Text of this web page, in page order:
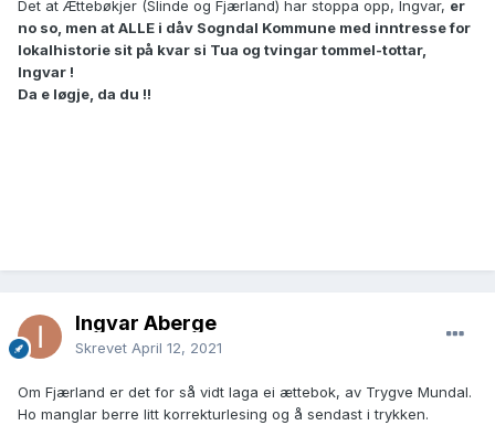
Det at Ættebøkjer (Slinde og Fjærland) har stoppa opp, Ingvar, er
no so, men at ALLE i dåv Sogndal Kommune med inntresse for
lokalhistorie sit på kvar si Tua og tvingar tommel-tottar,
Ingvar !
Da e løgje, da du !!
Ingvar Åberge
Skrevet April 12, 2021
Om Fjærland er det for så vidt laga ei ættebok, av Trygve Mundal.
Ho manglar berre litt korrekturlesing og å sendast i trykken.